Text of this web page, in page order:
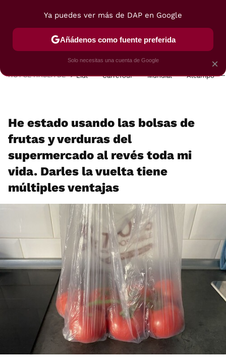
POSTRES VIAJES SELECCIÓN VEGUI
HOY SE HABLA DE Lidl Carrefour Mundial Alcampo
He estado usando las bolsas de
frutas y verduras del
supermercado al revés toda mi
vida. Darles la vuelta tiene
múltiples ventajas
×
Ya puedes ver más de DAP en Google
Añádenos como fuente preferida
Solo necesitas una cuenta de Google